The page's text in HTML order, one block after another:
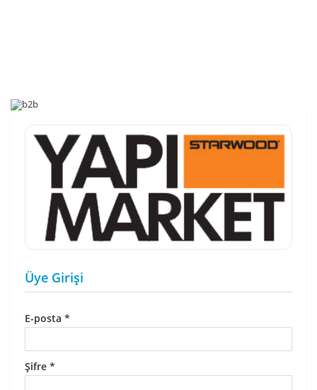
Üye Girişi
E-posta *
Şifre *